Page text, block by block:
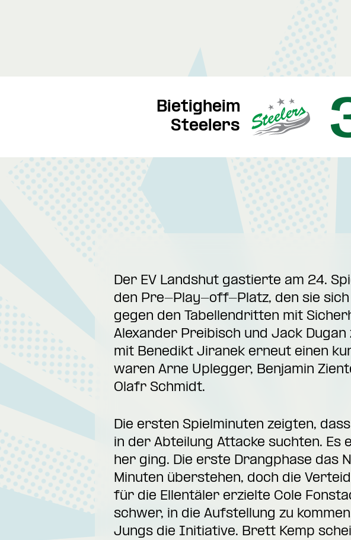
Bietigheim
Steelers
Der EV Landshut gastierte am 24.
den Pre-Play-off-Platz, den sie
gegen den Tabellendritten mit
Alexander Preibisch und Jack
mit Benedikt Jiranek erneut einen
waren Arne Uplegger, Benjamin
Olafr Schmidt.
Die ersten Spielminuten zeigten,
in der Abteilung Attacke suchten. Es
her ging. Die erste Drangphase das
Minuten überstehen, doch die
für die Ellentäler erzielte Cole
schwer, in die Aufstellung zu
Jungs die Initiative. Brett Kemp